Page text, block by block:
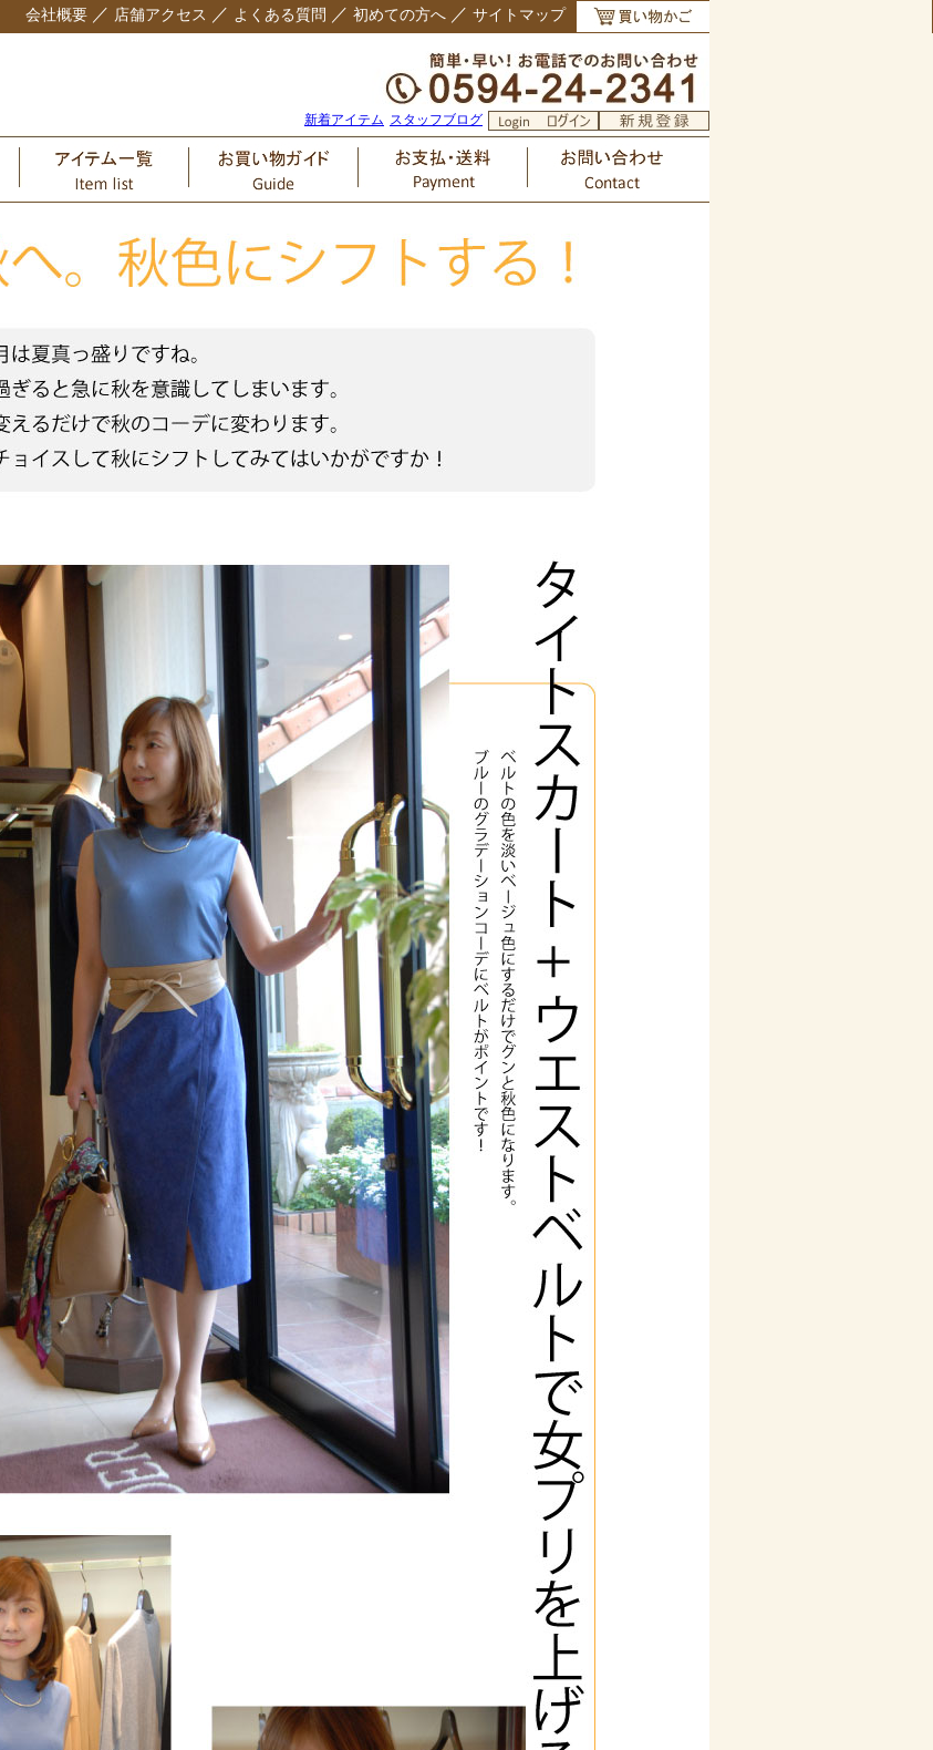
会社概要 ／ 店舗アクセス ／ よくある質問 ／ 初めての方へ ／ サイトマップ
スタッフブログ
新着アイテム